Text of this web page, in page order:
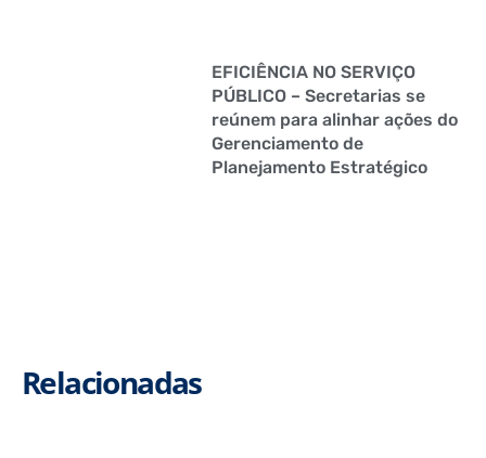
EFICIÊNCIA NO SERVIÇO
PÚBLICO – Secretarias se
reúnem para alinhar ações do
Gerenciamento de
Planejamento Estratégico
Relacionadas